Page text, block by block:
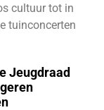
cultuur tot in
tuinconcerten
Jeugdraad